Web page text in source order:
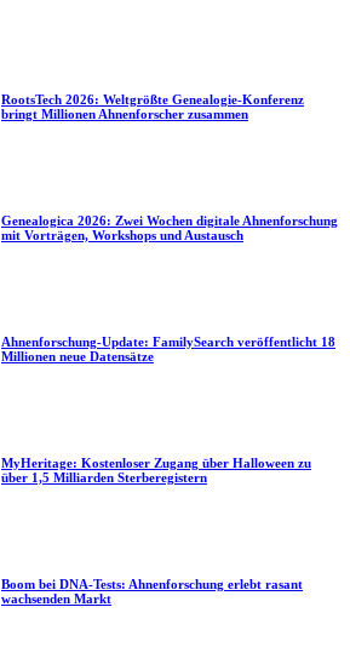
RootsTech 2026: Weltgrößte Genealogie-Konferenz
bringt Millionen Ahnenforscher zusammen
Genealogica 2026: Zwei Wochen digitale Ahnenforschung
mit Vorträgen, Workshops und Austausch
Ahnenforschung-Update: FamilySearch veröffentlicht 18
Millionen neue Datensätze
MyHeritage: Kostenloser Zugang über Halloween zu
über 1,5 Milliarden Sterberegistern
Boom bei DNA-Tests: Ahnenforschung erlebt rasant
wachsenden Markt